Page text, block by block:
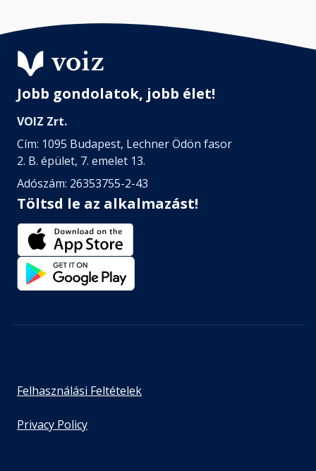
Jobb gondolatok, jobb élet!
VOIZ Zrt.
Cím: 1095 Budapest, Lechner Ödön fasor
2. B. épület, 7. emelet 13.
Adószám: 26353755-2-43
Töltsd le az alkalmazást!
Felhasználási Feltételek
Privacy Policy